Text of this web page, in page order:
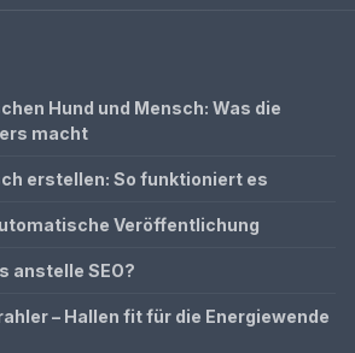
Hund und Mensch: Was die
macht
erstellen: So funktioniert es
Veröffentlichung
anstelle SEO?
– Hallen fit für die Energiewende